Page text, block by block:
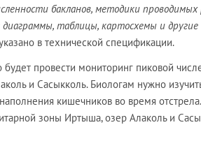
бакланов, методики проводимых
таблицы, картосхемы и другие
в технической спецификации.
провести мониторинг пиковой
и Сасыкколь. Биологам нужно
кишечников во время
зоны Иртыша, озер Алаколь и